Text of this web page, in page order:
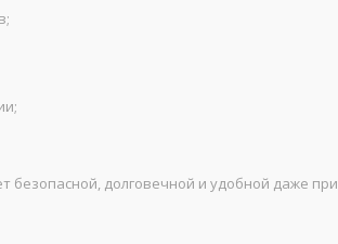
безопасной, долговечной и удобной даже при